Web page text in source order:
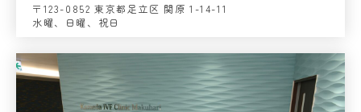
〒123-0852 東京都足立区 関原 1-14-11
水曜、日曜、祝日